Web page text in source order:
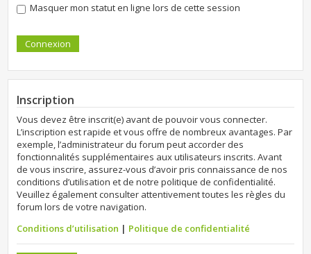
Masquer mon statut en ligne lors de cette session
Inscription
Vous devez être inscrit(e) avant de pouvoir vous connecter.
L’inscription est rapide et vous offre de nombreux avantages. Par
exemple, l’administrateur du forum peut accorder des
fonctionnalités supplémentaires aux utilisateurs inscrits. Avant
de vous inscrire, assurez-vous d’avoir pris connaissance de nos
conditions d’utilisation et de notre politique de confidentialité.
Veuillez également consulter attentivement toutes les règles du
forum lors de votre navigation.
Conditions d’utilisation | Politique de confidentialité